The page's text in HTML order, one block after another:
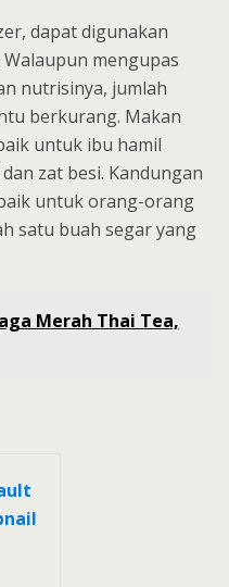
dapat digunakan
mengupas
nutrisinya, jumlah
berkurang. Makan
untuk ibu hamil
zat besi. Kandungan
untuk orang-orang
satu buah segar yang
Merah Thai Tea,